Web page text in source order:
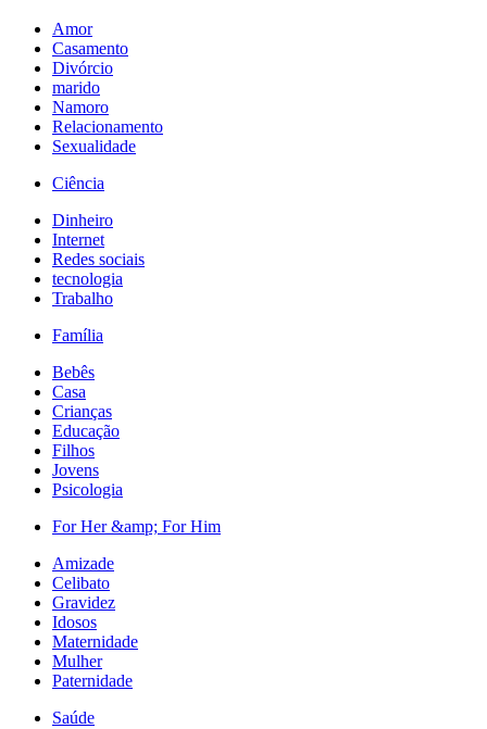
Amor
Casamento
Divórcio
marido
Namoro
Relacionamento
Sexualidade
Ciência
Dinheiro
Internet
Redes sociais
tecnologia
Trabalho
Família
Bebês
Casa
Crianças
Educação
Filhos
Jovens
Psicologia
For Her &amp; For Him
Amizade
Celibato
Gravidez
Idosos
Maternidade
Mulher
Paternidade
Saúde